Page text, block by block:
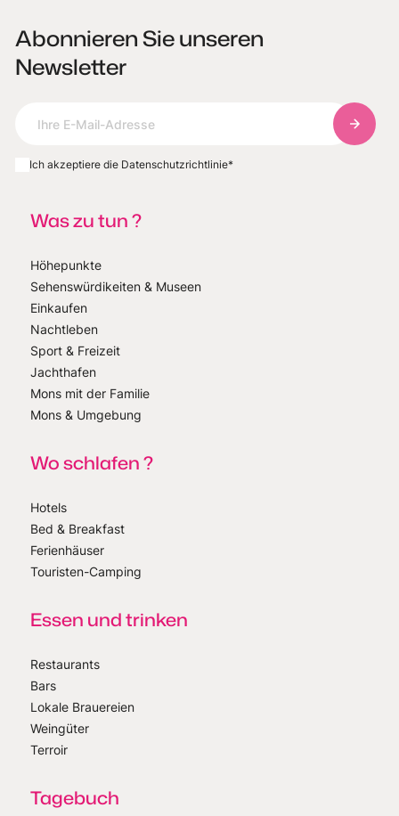
Abonnieren Sie unseren
Newsletter
Ich akzeptiere die Datenschutzrichtlinie*
Was zu tun ?
Höhepunkte
Sehenswürdikeiten & Museen
Einkaufen
Nachtleben
Sport & Freizeit
Jachthafen
Mons mit der Familie
Mons & Umgebung
Wo schlafen ?
Hotels
Bed & Breakfast
Ferienhäuser
Touristen-Camping
Essen und trinken
Restaurants
Bars
Lokale Brauereien
Weingüter
Terroir
Tagebuch